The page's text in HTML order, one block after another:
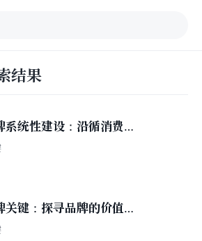
结果
系统性建设：沿循消费心
行为的轨迹
关键：探寻品牌的价值本
规律